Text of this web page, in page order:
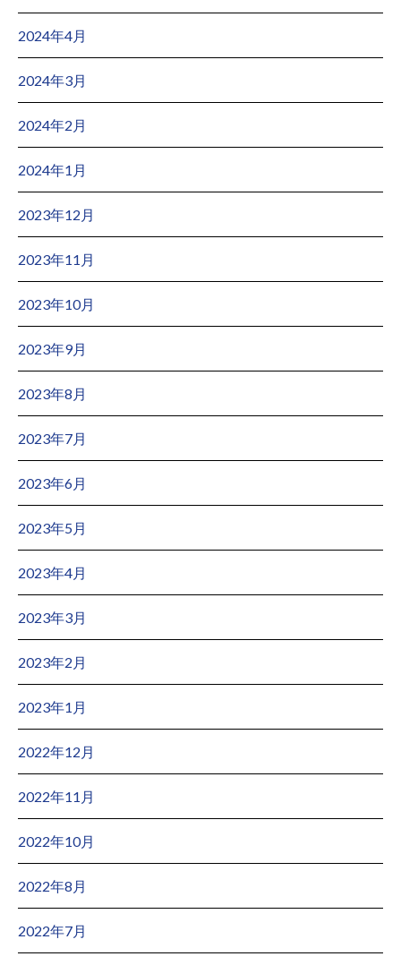
2024年4月
2024年3月
2024年2月
2024年1月
2023年12月
2023年11月
2023年10月
2023年9月
2023年8月
2023年7月
2023年6月
2023年5月
2023年4月
2023年3月
2023年2月
2023年1月
2022年12月
2022年11月
2022年10月
2022年8月
2022年7月